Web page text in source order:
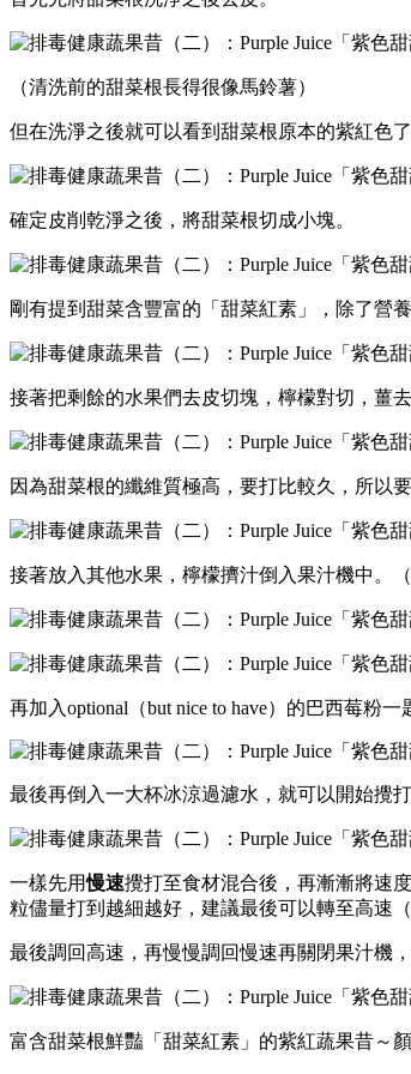
（清洗前的甜菜根長得很像馬鈴薯）
但在洗淨之後就可以看到甜菜根原本的紫紅色
確定皮削乾淨之後，將甜菜根切成小塊。
剛有提到甜菜含豐富的「甜菜紅素」，除了營
接著把剩餘的水果們去皮切塊，檸檬對切，薑
因為甜菜根的纖維質極高，要打比較久，所以
接著放入其他水果，檸檬擠汁倒入果汁機中。
再加入optional（but nice to have）的巴西莓粉一
最後再倒入一大杯冰涼過濾水，就可以開始攪打
一樣先用慢速攪打至食材混合後， 再漸漸將速
粒儘量打到越細越好， 建議最後可以轉至高速
最後調回高速，再慢慢調回慢速再關閉果汁機，
富含甜菜根鮮豔「甜菜紅素」的紫紅蔬果昔～